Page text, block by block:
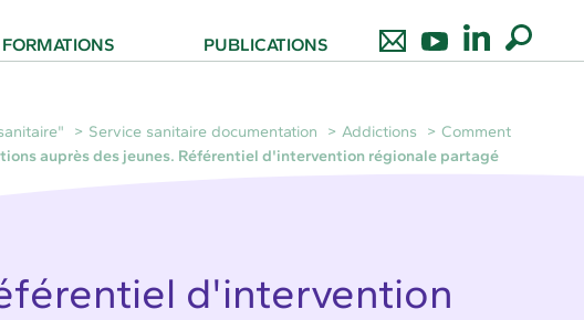
FORMATIONS PUBLICATIONS
Service sanitaire documentation Addictions
Comment
auprès des jeunes. Référentiel d'intervention régionale partagé
d'intervention